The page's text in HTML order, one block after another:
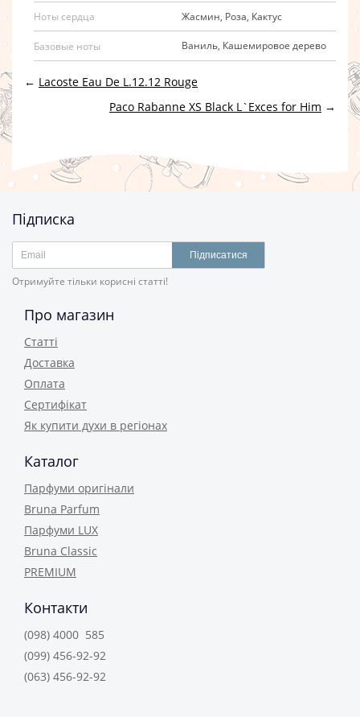
Ноты сердца Жасмин, Роза, Кактус
Базовые ноты Ваниль, Кашемировое дерево
← Lacoste Eau De L.12.12 Rouge
Paco Rabanne XS Black L`Exces for Him →
Підписка
Підписатися
Отримуйте тільки корисні статті!
Про магазин
Статті
Доставка
Оплата
Сертифікат
Як купити духи в регіонах
Каталог
Парфуми оригінали
Bruna Parfum
Парфуми LUX
Bruna Classic
PREMIUM
Контакти
(098) 4000 585
(099) 456-92-92
(063) 456-92-92